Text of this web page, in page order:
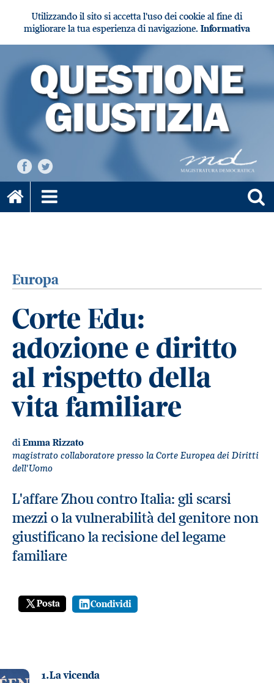
Utilizzando il sito si accetta l'uso dei cookie al fine di
migliorare la tua esperienza di navigazione. Informativa
Europa
Corte Edu:
adozione e diritto
al rispetto della
vita familiare
di Emma Rizzato
magistrato collaboratore presso la Corte Europea dei Diritti
dell'Uomo
L'affare Zhou contro Italia: gli scarsi
mezzi o la vulnerabilità del genitore non
giustificano la recisione del legame
familiare
Posta Condividi
1.La vicenda